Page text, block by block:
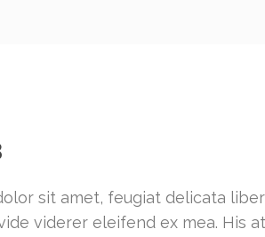
sit amet, feugiat delicata
viderer eleifend ex mea. His